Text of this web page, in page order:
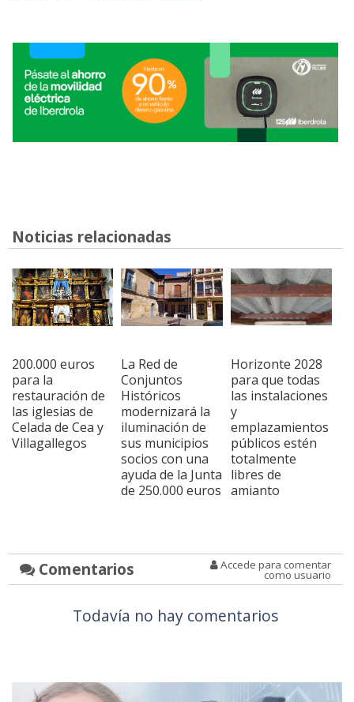
Noticias relacionadas
200.000 euros
para la
restauración de
las iglesias de
Celada de Cea y
Villagallegos
La Red de
Conjuntos
Históricos
modernizará la
iluminación de
sus municipios
socios con una
ayuda de la Junta
de 250.000 euros
Horizonte 2028
para que todas
las instalaciones
y
emplazamientos
públicos estén
totalmente
libres de
amianto
Comentarios Accede para comentar
como usuario
Todavía no hay comentarios